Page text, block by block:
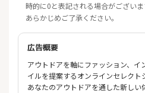
時的に0と表記される場合がございま
あらかじめご了承ください。
広告概要
アウトドアを軸にファッション、イ
イルを提案するオンラインセレクト
あなたのアウトドアを通した新しい